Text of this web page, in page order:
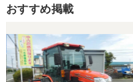
おすすめ掲載